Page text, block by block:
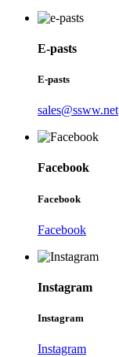
E-pasts
E-pasts
sales@ssww.net
Facebook
Facebook
Facebook
Instagram
Instagram
Instagram